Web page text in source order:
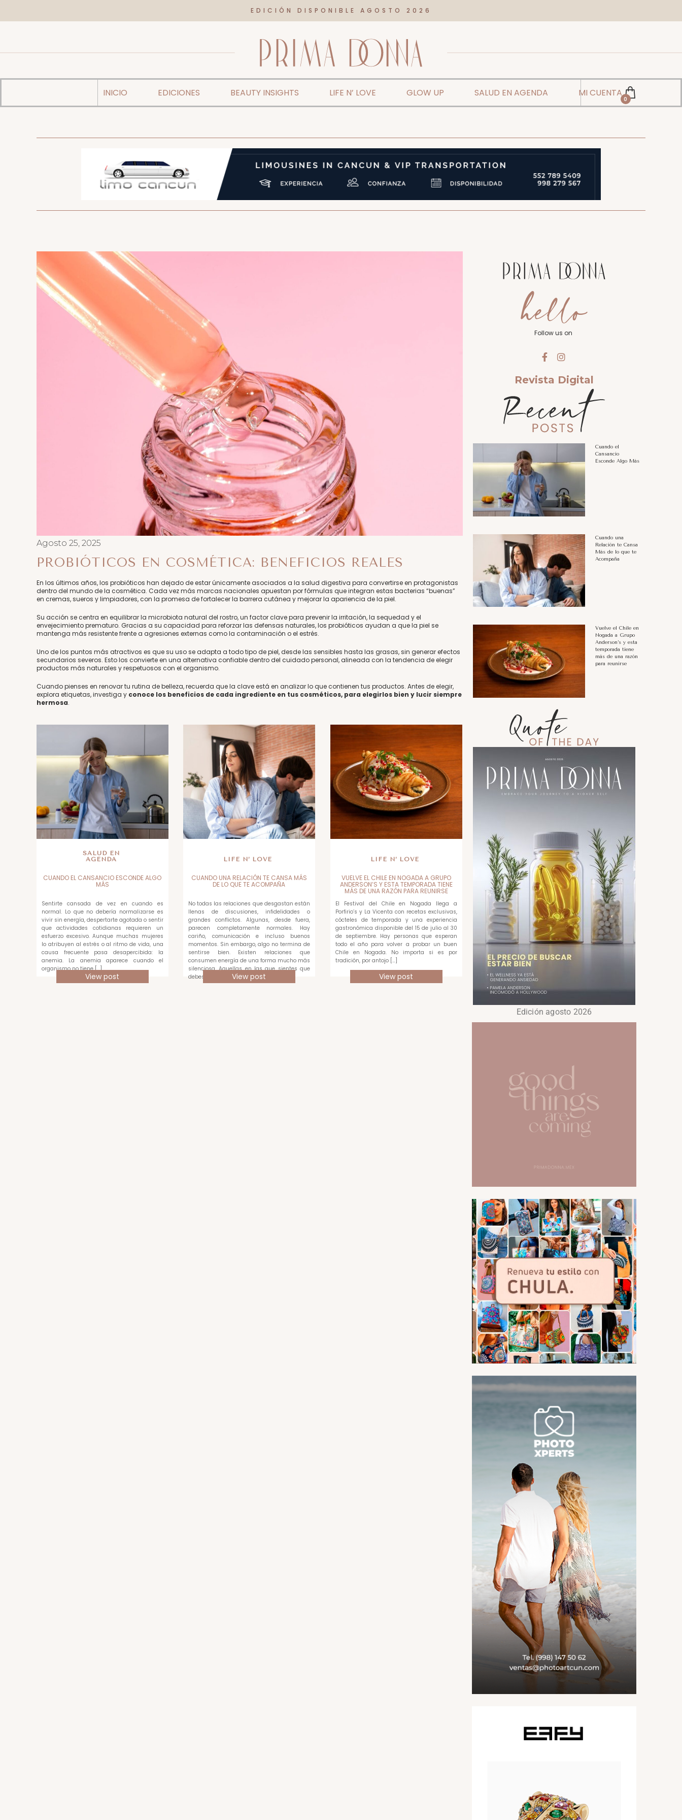
EDICIÓN DISPONIBLE AGOSTO 2026
INICIO EDICIONES BEAUTY INSIGHTS LIFE N’ LOVE GLOW UP SALUD EN AGENDA MI CUENTA
0
Agosto 25, 2025
PROBIÓTICOS EN COSMÉTICA: BENEFICIOS REALES
En los últimos años, los probióticos han dejado de estar únicamente asociados a la salud digestiva para convertirse en protagonistas
dentro del mundo de la cosmética. Cada vez más marcas nacionales apuestan por fórmulas que integran estas bacterias “buenas”
en cremas, sueros y limpiadores, con la promesa de fortalecer la barrera cutánea y mejorar la apariencia de la piel.
Su acción se centra en equilibrar la microbiota natural del rostro, un factor clave para prevenir la irritación, la sequedad y el
envejecimiento prematuro. Gracias a su capacidad para reforzar las defensas naturales, los probióticos ayudan a que la piel se
mantenga más resistente frente a agresiones externas como la contaminación o el estrés.
Uno de los puntos más atractivos es que su uso se adapta a todo tipo de piel, desde las sensibles hasta las grasas, sin generar efectos
secundarios severos. Esto los convierte en una alternativa confiable dentro del cuidado personal, alineada con la tendencia de elegir
productos más naturales y respetuosos con el organismo.
Cuando pienses en renovar tu rutina de belleza, recuerda que la clave está en analizar lo que contienen tus productos. Antes de elegir,
explora etiquetas, investiga y conoce los beneficios de cada ingrediente en tus cosméticos, para elegirlos bien y lucir siempre
hermosa.
SALUD EN
AGENDA
CUANDO EL CANSANCIO ESCONDE ALGO
MÁS
Sentirte cansada de vez en cuando es
normal. Lo que no debería normalizarse es
vivir sin energía, despertarte agotada o sentir
que actividades cotidianas requieren un
esfuerzo excesivo. Aunque muchas mujeres
lo atribuyen al estrés o al ritmo de vida, una
causa frecuente pasa desapercibida: la
anemia. La anemia aparece cuando el
organismo no tiene […]
View post
LIFE N’ LOVE
CUANDO UNA RELACIÓN TE CANSA MÁS
DE LO QUE TE ACOMPAÑA
No todas las relaciones que desgastan están
llenas de discusiones, infidelidades o
grandes conflictos. Algunas, desde fuera,
parecen completamente normales. Hay
cariño, comunicación e incluso buenos
momentos. Sin embargo, algo no termina de
sentirse bien. Existen relaciones que
consumen energía de una forma mucho más
silenciosa. Aquellas en las que sientes que
debes medir cada […]View post
LIFE N’ LOVE
VUELVE EL CHILE EN NOGADA A GRUPO
ANDERSON’S Y ESTA TEMPORADA TIENE
MÁS DE UNA RAZÓN PARA REUNIRSE
El Festival del Chile en Nogada llega a
Porfirio’s y La Vicenta con recetas exclusivas,
cócteles de temporada y una experiencia
gastronómica disponible del 15 de julio al 30
de septiembre. Hay personas que esperan
todo el año para volver a probar un buen
Chile en Nogada. No importa si es por
tradición, por antojo […]
View post
Follow us on
Revista Digital
Cuando el
Cansancio
Esconde Algo Más
Cuando una
Relación te Cansa
Más de lo que te
Acompaña
Vuelve el Chile en
Nogada a Grupo
Anderson’s y esta
temporada tiene
más de una razón
para reunirse
Edición agosto 2026